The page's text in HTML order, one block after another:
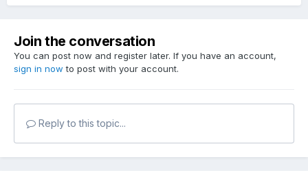
Join the conversation
You can post now and register later. If you have an account,
sign in now to post with your account.
Reply to this topic...